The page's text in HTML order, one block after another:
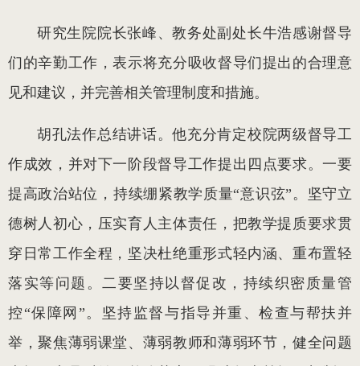
研究生院院长张峰、教务处副处长牛浩感谢督导
们的辛勤工作，表示将充分吸收督导们提出的合理意
见和建议，并完善相关管理制度和措施。
胡孔法作总结讲话。他充分肯定校院两级督导工
作成效，并对下一阶段督导工作提出四点要求。一要
提高政治站位，持续绷紧教学质量“意识弦”。坚守立
德树人初心，压实育人主体责任，把教学提质要求贯
穿日常工作全程，坚决杜绝重形式轻内涵、重布置轻
落实等问题。二要坚持以督促改，持续织密质量管
控“保障网”。坚持监督与指导并重、检查与帮扶并
举，聚焦薄弱课堂、薄弱教师和薄弱环节，健全问题